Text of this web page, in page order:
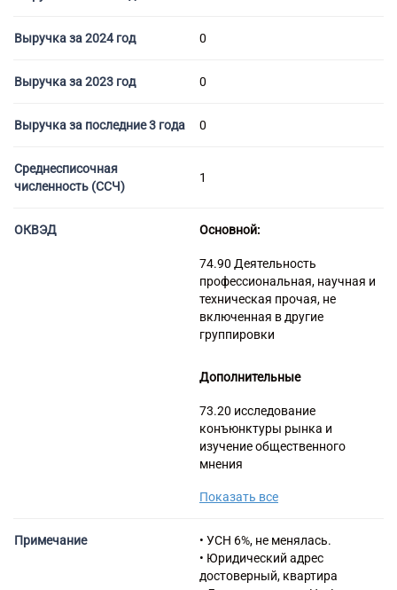
Страховые компании
Выручка за 2024 год 0
Выручка за 2023 год 0
Выручка за последние 3 года 0
Среднесписочная
численность (ССЧ)
1
ОКВЭД Основной:
74.90 Деятельность
профессиональная, научная и
техническая прочая, не
включенная в другие
группировки
Дополнительные
73.20 исследование
конъюнктуры рынка и
изучение общественного
мнения
права
конъюнктуры рынка и
изучение общественного
мнения
Показать все
Примечание
• УСН 6%, не менялась.
• Юридический адрес
достоверный, квартира